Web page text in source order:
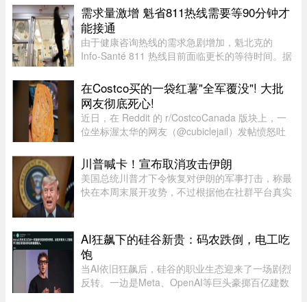
体上的多个现场影像，怀疑当地可能出现“一场小
型龙卷风”，但目前尚无法正式确认 ...
需求量激增 魁省811热线需要等90分钟才
能接通
由于健康咨询热线的需求急剧增加，魁北克的
Info-Santé 811 热线目前面临更长的等待时间。据
从先前的约一小时延长至近 90 分钟。Santé
Québec 表示，等待时间变长 ...
在Costco买的一袋红薯"全军覆没"! 大批
网友彻底死心!
近日，在 Reddit 的 r/CostcoCanada 版块上，一
位坐标渥太华的网友（@cubiclejail）发帖愤怒吐
数百位加拿大网友的激烈共鸣与讨论。这原本只是
一句日常的抱怨，却意外演 ...
川普喊卡！宣布取消攻击伊朗
美国总统川普才下令恢复对伊朗的军事打击，称最
快在本周末展开攻势，不过根据他在社群平台真实
斯兰共和国发动军事打击， ...
AI狂飙下的硅谷新贵：码农跌倒，电工吃
饱
当AI依旧狂飙后，硅谷的职业生态迎来了一场剧烈
反转。一边是Meta、OpenAI等巨头豪掷百亿建数